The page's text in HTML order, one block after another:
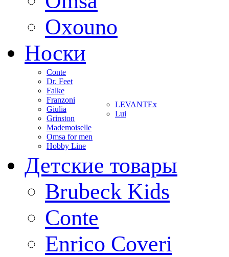
Oxouno
Носки
Conte
Dr. Feet
Falke
Franzoni
Giulia
Grinston
Mademoiselle
Omsa for men
Hobby Line
LEVANTEx
Lui
Детские товары
Brubeck Kids
Conte
Enrico Coveri